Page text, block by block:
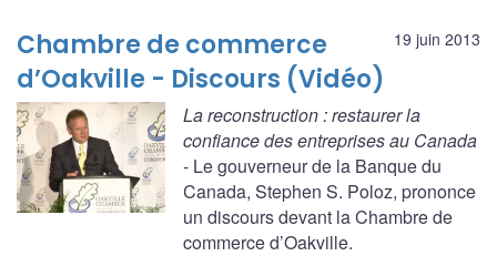
19 juin 2013
Chambre de commerce
d’Oakville - Discours (Vidéo)
La reconstruction : restaurer la
confiance des entreprises au Canada
- Le gouverneur de la Banque du
Canada, Stephen S. Poloz, prononce
un discours devant la Chambre de
commerce d’Oakville.